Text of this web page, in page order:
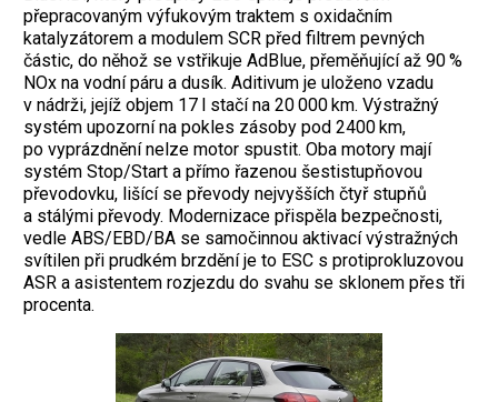
přepracovaným výfukovým traktem s oxidačním
katalyzátorem a modulem SCR před filtrem pevných
částic, do něhož se vstřikuje AdBlue, přeměňující až 90 %
NOx na vodní páru a dusík. Aditivum je uloženo vzadu
v nádrži, jejíž objem 17 l stačí na 20 000 km. Výstražný
systém upozorní na pokles zásoby pod 2400 km,
po vyprázdnění nelze motor spustit. Oba motory mají
systém Stop/Start a přímo řazenou šestistupňovou
převodovku, lišící se převody nejvyšších čtyř stupňů
a stálými převody. Modernizace přispěla bezpečnosti,
vedle ABS/EBD/BA se samočinnou aktivací výstražných
svítilen při prudkém brzdění je to ESC s protiprokluzovou
ASR a asistentem rozjezdu do svahu se sklonem přes tři
procenta.